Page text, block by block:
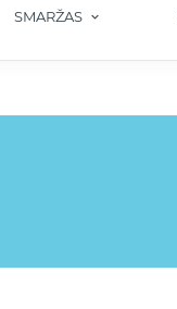
SMARŽAS